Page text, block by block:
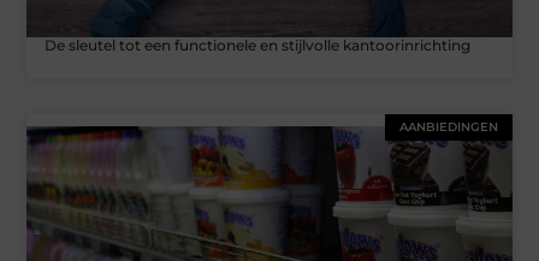
De sleutel tot een functionele en stijlvolle kantoorinrichting
AANBIEDINGEN